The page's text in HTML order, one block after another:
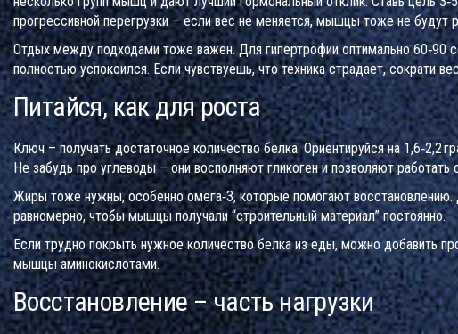
прогрессивной перегрузки – если вес не меняется, мышцы тоже не будут
Отдых между подходами тоже важен. Для гипертрофии оптимально 60‑90
полностью успокоился. Если чувствуешь, что техникa страдает, сократи
Питайся, как для роста
Ключ – получать достаточное количество белка. Ориентируйся на 1,6‑2,2
Не забудь про углеводы – они восполняют гликоген и позволяют
Жиры тоже нужны, особенно омега‑3, которые помогают восстановлению.
равномерно, чтобы мышцы получали “строительный материал” постоянно.
Если трудно покрыть нужное количество белка из еды, можно добавить
мышцы аминокислотами.
Восстановление – часть нагрузки